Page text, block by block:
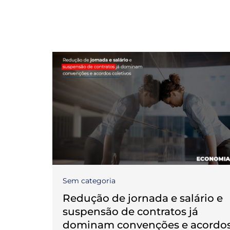
Sem categoria
Redução de jornada e salário e
suspensão de contratos já
dominam convenções e